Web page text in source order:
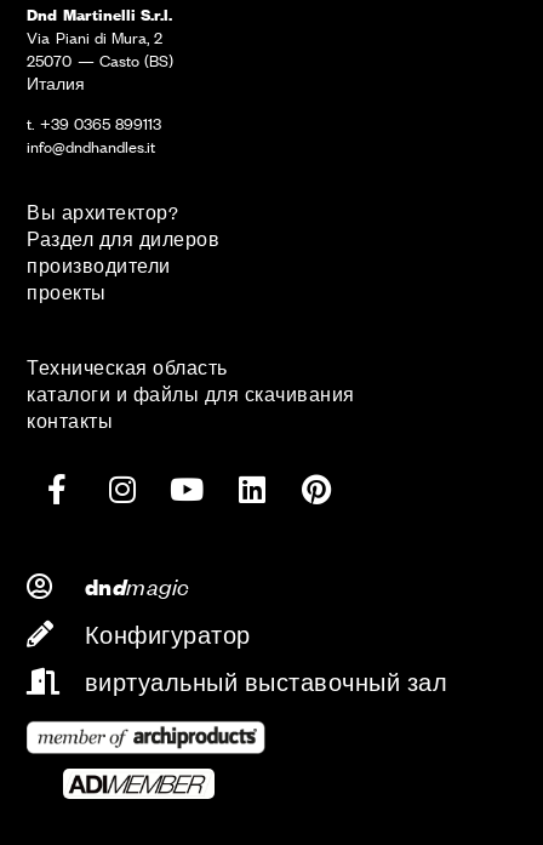
Dnd Martinelli S.r.l.
Via Piani di Mura, 2
25070 — Casto (BS)
Италия
t. +39 0365 899113
info@dndhandles.it
Вы архитектор?
Раздел для дилеров
производители
проекты
Техническая область
каталоги и файлы для скачивания
контакты
dndmagic
Конфигуратор
виртуальный выставочный зал